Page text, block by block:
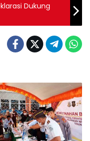
Dukung